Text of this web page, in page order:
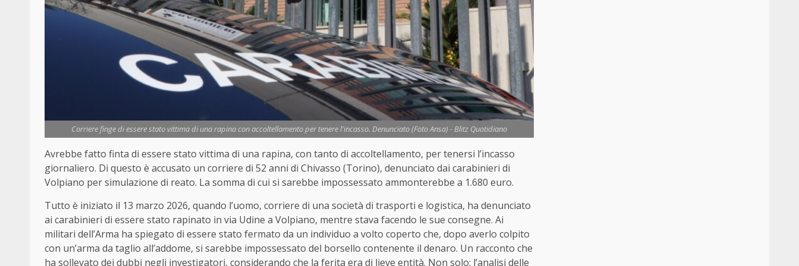
Corriere finge di essere stato vittima di una rapina con accoltellamento per tenere l'incasso. Denunciato (Foto Ansa) - Blitz Quotidiano
Avrebbe fatto finta di essere stato vittima di una rapina, con tanto di accoltellamento, per tenersi l’incasso
giornaliero. Di questo è accusato un corriere di 52 anni di Chivasso (Torino), denunciato dai carabinieri di
Volpiano per simulazione di reato. La somma di cui si sarebbe impossessato ammonterebbe a 1.680 euro.
Tutto è iniziato il 13 marzo 2026, quando l’uomo, corriere di una società di trasporti e logistica, ha denunciato
ai carabinieri di essere stato rapinato in via Udine a Volpiano, mentre stava facendo le sue consegne. Ai
militari dell’Arma ha spiegato di essere stato fermato da un individuo a volto coperto che, dopo averlo colpito
con un’arma da taglio all’addome, si sarebbe impossessato del borsello contenente il denaro. Un racconto che
ha sollevato dei dubbi negli investigatori, considerando che la ferita era di lieve entità. Non solo: l’analisi delle